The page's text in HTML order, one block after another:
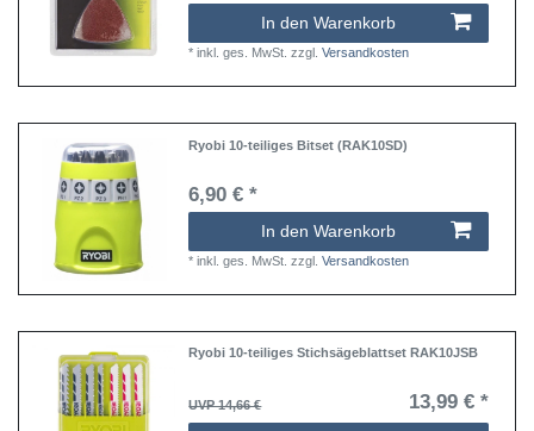
In den Warenkorb
*inkl. ges. MwSt. zzgl.Versandkosten
Ryobi 10-teiliges Bitset (RAK10SD)
6,90 € *
In den Warenkorb
*inkl. ges. MwSt. zzgl.Versandkosten
Ryobi 10-teiliges Stichsägeblattset RAK10JSB
UVP 14,66 € 13,99 € *